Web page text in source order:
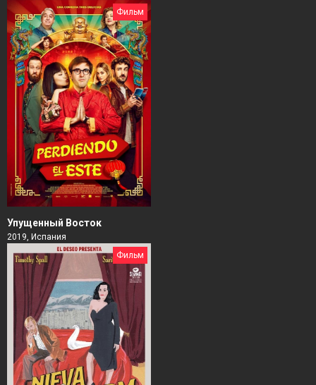
Фильм
Упущенный Восток
2019, Испания
Фильм